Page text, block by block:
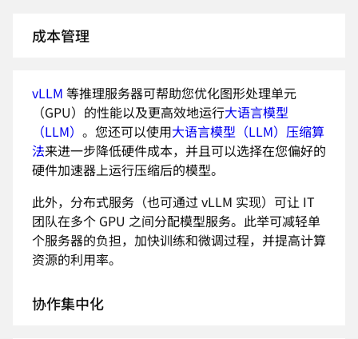
成本管理
vLLM 等推理服务器可帮助您优化图形处理单元
（GPU）的性能以及更高效地运行大语言模型
（LLM） 。您还可以使用大语言模型（LLM）压缩算
法来进一步降低硬件成本，并且可以选择在您偏好的
硬件加速器上运行压缩后的模型。
此外，分布式服务（也可通过 vLLM 实现）可让 IT
团队在多个 GPU 之间分配模型服务。此举可减轻单
个服务器的负担，加快训练和微调过程，并提高计算
资源的利用率。
协作集中化